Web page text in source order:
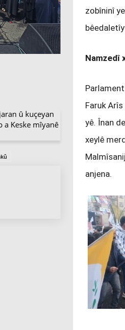
û kuçeyan
a Keske mîyanê
zobîninî
Namzedî
Faruk
yê. Înan
xeylê
anjena.